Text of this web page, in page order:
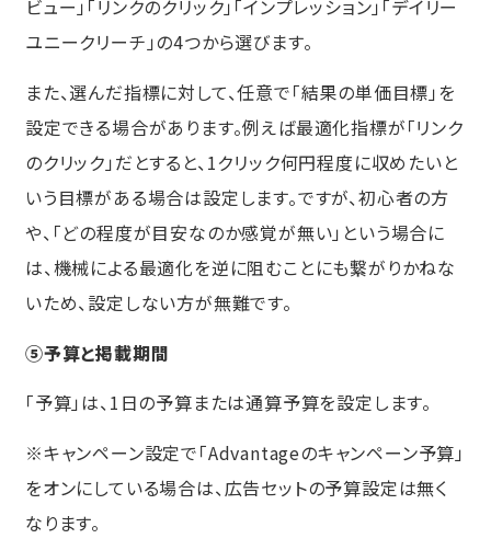
ビュー」「リンクのクリック」「インプレッション」「デイリー
ユニークリーチ」の4つから選びます。
また、選んだ指標に対して、任意で「結果の単価目標」を
設定できる場合があります。例えば最適化指標が「リンク
のクリック」だとすると、1クリック何円程度に収めたいと
いう目標がある場合は設定します。ですが、初心者の方
や、「どの程度が目安なのか感覚が無い」という場合に
は、機械による最適化を逆に阻むことにも繋がりかねな
いため、設定しない方が無難です。
⑤予算と掲載期間
「予算」は、1日の予算または通算予算を設定します。
※キャンペーン設定で「Advantageのキャンペーン予算」
をオンにしている場合は、広告セットの予算設定は無く
なります。